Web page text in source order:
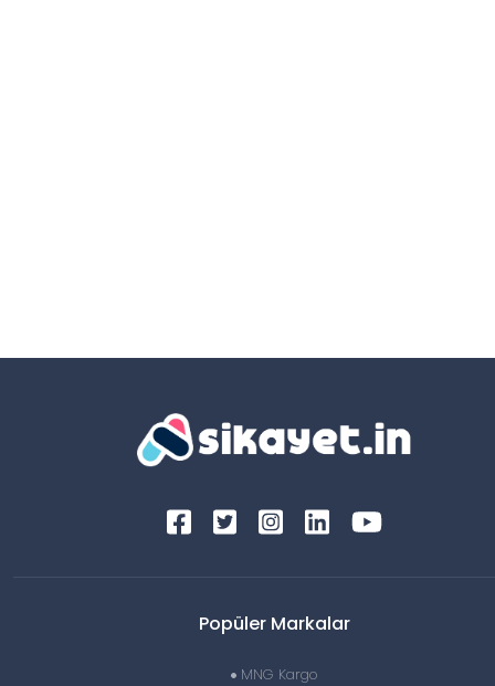
Popüler Markalar
MNG Kargo